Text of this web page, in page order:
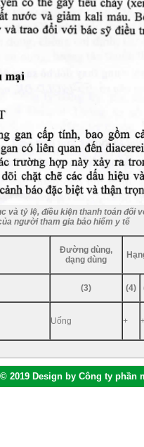
và tỷ lệ, điều kiện thanh toán
người tham gia bảo hiểm y tế
Đường dùng,
dạng dùng
(3) (4)
Uống +
2019 Design by Công ty phần